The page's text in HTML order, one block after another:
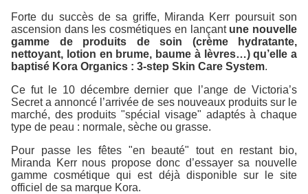
Forte du succès de sa griffe, Miranda Kerr poursuit son
ascension dans les cosmétiques en lançant une nouvelle
gamme de produits de soin (crème hydratante,
nettoyant, lotion en brume, baume à lèvres…) qu’elle a
baptisé Kora Organics : 3-step Skin Care System.
Ce fut le 10 décembre dernier que l’ange de Victoria’s
Secret a annoncé l’arrivée de ses nouveaux produits sur le
marché, des produits "spécial visage" adaptés à chaque
type de peau : normale, sèche ou grasse.
Pour passe les fêtes "en beauté" tout en restant bio,
Miranda Kerr nous propose donc d’essayer sa nouvelle
gamme cosmétique qui est déjà disponible sur le site
officiel de sa marque Kora.